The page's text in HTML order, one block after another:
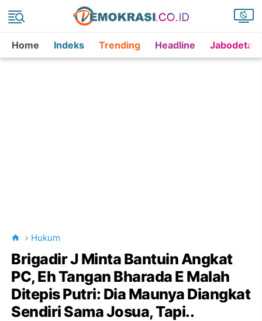
Home Indeks Trending Headline
Hukum
Brigadir J Minta Bantuin Angkat
PC, Eh Tangan Bharada E Malah
Ditepis Putri: Dia Maunya Diangkat
Sendiri Sama Josua, Tapi..